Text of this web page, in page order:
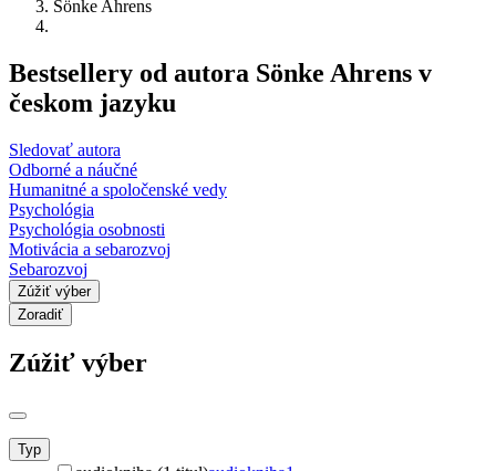
Sönke Ahrens
Bestsellery od autora Sönke Ahrens v
českom jazyku
Sledovať autora
Odborné a náučné
Humanitné a spoločenské vedy
Psychológia
Psychológia osobnosti
Motivácia a sebarozvoj
Sebarozvoj
Zúžiť výber
Zoradiť
Zúžiť výber
Typ